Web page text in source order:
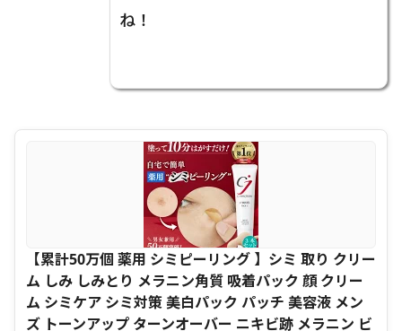
ね！
【累計50万個 薬用 シミピーリング 】シミ 取り クリー
ム しみ しみとり メラニン角質 吸着パック 顔 クリー
ム シミケア シミ対策 美白パック パッチ 美容液 メン
ズ トーンアップ ターンオーバー ニキビ跡 メラニン ビ